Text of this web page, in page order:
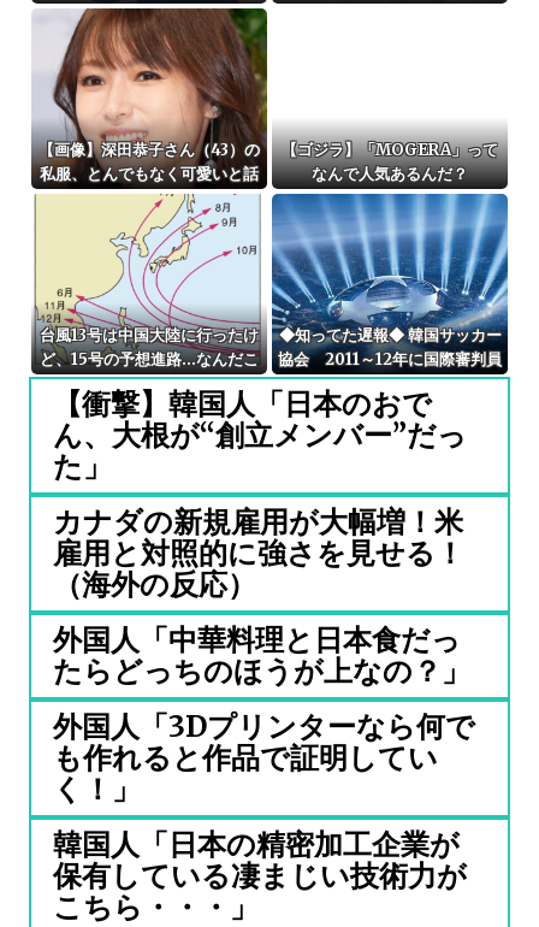
ず驚きの進展があったので投下
【画像】深田恭子さん（43）の
私服、とんでもなく可愛いと話
題にwww
【ゴジラ】「MOGERA」って
なんで人気あるんだ？
台風13号は中国大陸に行ったけ
ど、15号の予想進路…なんだこ
れ？ [8/8]
◆知ってた遅報◆ 韓国サッカー
協会 2011～12年に国際審判員
らを性接待
【衝撃】韓国人「日本のおで
ん、大根が“創立メンバー”だっ
た」
カナダの新規雇用が大幅増！米
雇用と対照的に強さを見せる！
（海外の反応）
外国人「中華料理と日本食だっ
たらどっちのほうが上なの？」
外国人「3Dプリンターなら何で
も作れると作品で証明してい
く！」
韓国人「日本の精密加工企業が
保有している凄まじい技術力が
こちら・・・」